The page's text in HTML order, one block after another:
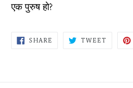
एक पुरुष हो?
SHARE SHARE
TWEET TWEET